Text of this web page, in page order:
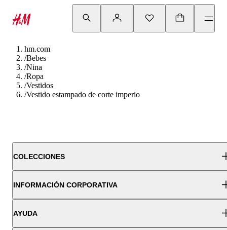
hm.com
/Bebes
/Nina
/Ropa
/Vestidos
/Vestido estampado de corte imperio
COLECCIONES
INFORMACIÓN CORPORATIVA
AYUDA